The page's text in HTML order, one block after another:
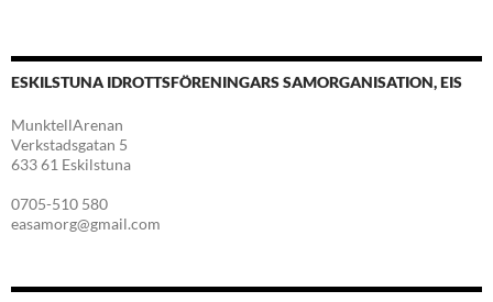
ESKILSTUNA IDROTTSFÖRENINGARS SAMORGANISATION, EIS
MunktellArenan
Verkstadsgatan 5
633 61 Eskilstuna
0705-510 580
easamorg@gmail.com